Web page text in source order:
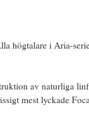
högtalare i Aria-
av naturliga
mest lyckade